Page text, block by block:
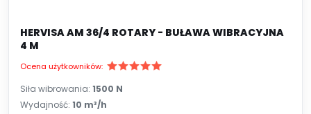
HERVISA AM 36/4 ROTARY - BUŁAWA WIBRACYJNA
4 M
Ocena użytkowników:
Siła wibrowania: 1500 N
Wydajność: 10 m³/h